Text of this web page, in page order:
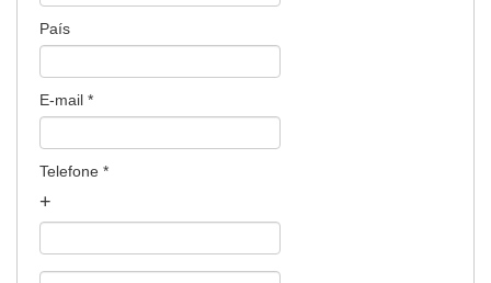
País
E-mail *
Telefone *
+